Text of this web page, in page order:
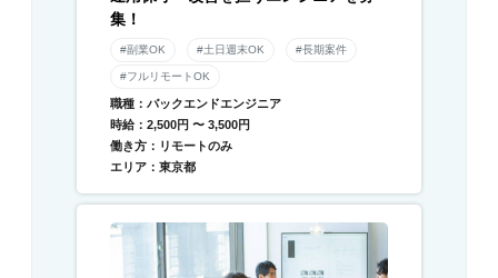
集！
#副業OK #土日週末OK #長期案件
#フルリモートOK
職種：バックエンドエンジニア
時給：2,500円 〜 3,500円
働き方：リモートのみ
エリア：東京都